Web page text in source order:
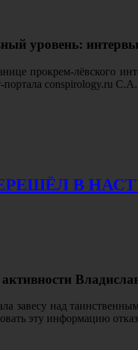
уровень:
прокрем-лёвского
портала conspirology.ru
В
завесу над
эту информацию